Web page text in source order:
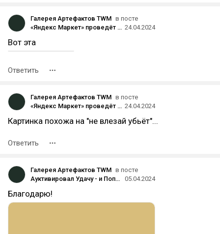
Галерея Артефактов TWM в посте
«Яндекс Маркет» проведёт ребрендинг: сделает основными цветами красный и жёлтый и обновит логотип 24.04.2024
Вот эта
Ответить
Галерея Артефактов TWM в посте
«Яндекс Маркет» проведёт ребрендинг: сделает основными цветами красный и жёлтый и обновит логотип 24.04.2024
Картинка похожа на "не влезай убьёт"...
Ответить
Галерея Артефактов TWM в посте
Ауктивировал Удачу - и Попёрло!))
05.04.2024
Благодарю!